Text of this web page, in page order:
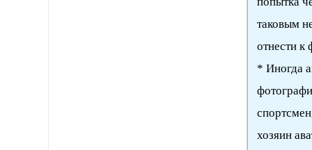
таковым
отнести к
* Иногда
хозяин